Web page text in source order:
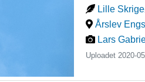
Lille
Årslev
Lars
Uploadet 2020-